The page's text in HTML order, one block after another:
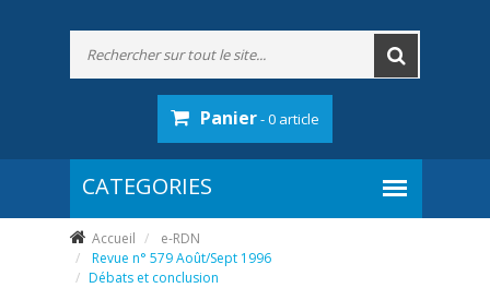
Panier- 0 article
Accueil
e-RDN
Revue n° 579 Août/Sept 1996
Débats et conclusion